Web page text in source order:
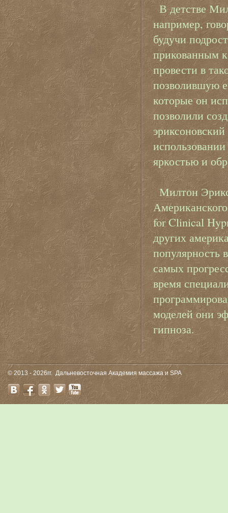
В детстве
например,
будучи
прикованным
провести в
позволившую
которые он
позволили
яркостью и
Милтон
for Clinical
других
популярность
самых
время
моделей они
гипноза.
© 2013 - 2026гг.Дальневосточная Академия массажа и SPA